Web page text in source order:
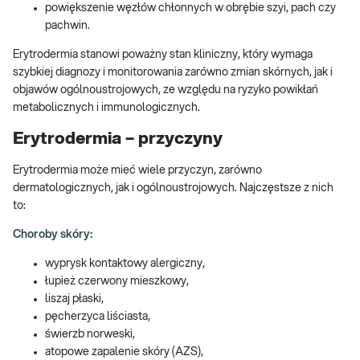
powiększenie węzłów chłonnych w obrębie szyi, pach czy
pachwin.
Erytrodermia stanowi poważny stan kliniczny, który wymaga
szybkiej diagnozy i monitorowania zarówno zmian skórnych, jak i
objawów ogólnoustrojowych, ze względu na ryzyko powikłań
metabolicznych i immunologicznych.
Erytrodermia – przyczyny
Erytrodermia może mieć wiele przyczyn, zarówno
dermatologicznych, jak i ogólnoustrojowych. Najczęstsze z nich
to:
Choroby skóry:
wyprysk kontaktowy alergiczny,
łupież czerwony mieszkowy,
liszaj płaski,
pęcherzyca liściasta,
świerzb norweski,
atopowe zapalenie skóry (AZS),